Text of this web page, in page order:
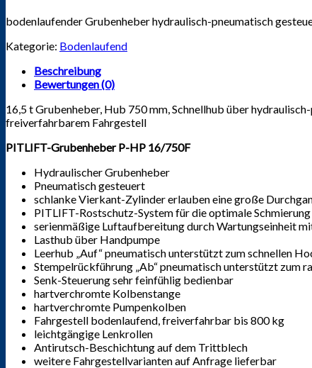
bodenlaufender Grubenheber hydraulisch-pneumatisch
Kategorie: Bodenlaufend
Beschreibung
Bewertungen (0)
16,5 t Grubenheber, Hub 750 mm, Schnellhub über
freiverfahrbarem Fahrgestell
PITLIFT-Grubenheber P-HP 16/750F
Hydraulischer Grubenheber
Pneumatisch gesteuert
schlanke Vierkant-Zylinder erlauben eine große
PITLIFT-Rostschutz-System für die optimale
serienmäßige Luftaufbereitung durch Wartungseinheit
Lasthub über Handpumpe
Leerhub „Auf“ pneumatisch unterstützt zum schnellen
Stempelrückführung „Ab“ pneumatisch unterstützt zum
Senk-Steuerung sehr feinfühlig bedienbar
hartverchromte Kolbenstange
hartverchromte Pumpenkolben
Fahrgestell bodenlaufend, freiverfahrbar bis 800 kg
leichtgängige Lenkrollen
Antirutsch-Beschichtung auf dem Trittblech
weitere Fahrgestellvarianten auf Anfrage lieferbar